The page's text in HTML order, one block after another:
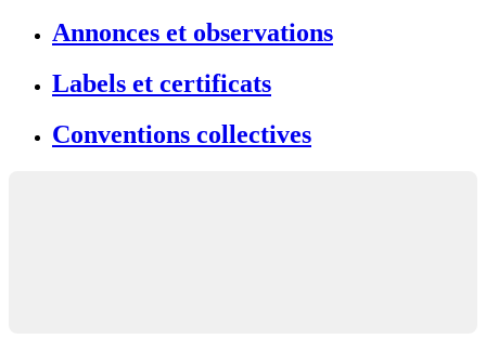
Annonces et observations
Labels et certificats
Conventions collectives